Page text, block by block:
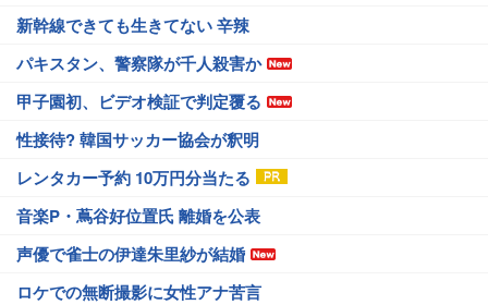
新幹線できても生きてない 辛辣
パキスタン、警察隊が千人殺害か
甲子園初、ビデオ検証で判定覆る
性接待? 韓国サッカー協会が釈明
レンタカー予約 10万円分当たる
音楽P・蔦谷好位置氏 離婚を公表
声優で雀士の伊達朱里紗が結婚
ロケでの無断撮影に女性アナ苦言